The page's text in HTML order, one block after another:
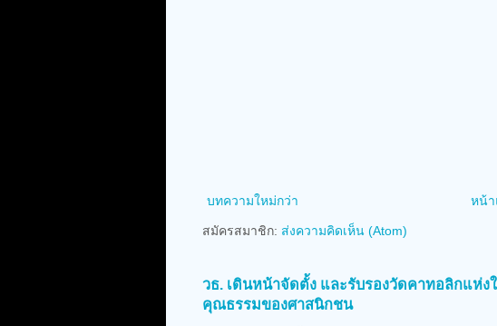
บทความใหม่กว่า หน้า
สมัครสมาชิก: ส่งความคิดเห็น (Atom)
วธ. เดินหน้าจัดตั้ง และรับรองวัดคาทอลิกแห่
คุณธรรมของศาสนิกชน